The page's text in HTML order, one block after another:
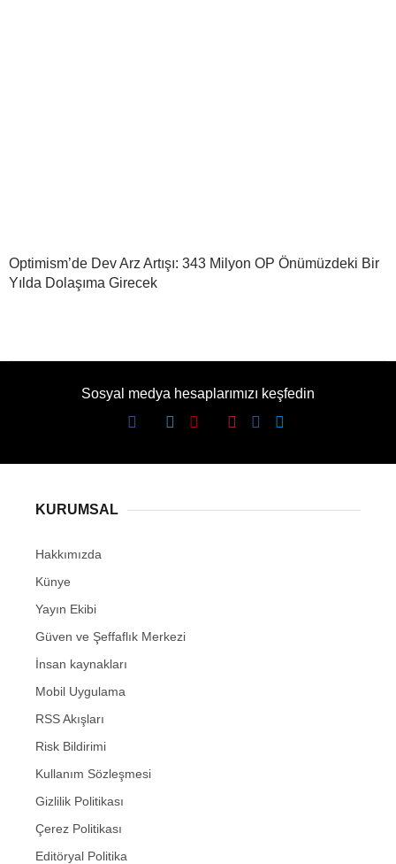
Optimism’de Dev Arz Artışı: 343 Milyon OP Önümüzdeki Bir
Yılda Dolaşıma Girecek
Sosyal medya hesaplarımızı keşfedin
KURUMSAL
Hakkımızda
Künye
Yayın Ekibi
Güven ve Şeffaflık Merkezi
İnsan kaynakları
Mobil Uygulama
RSS Akışları
Risk Bildirimi
Kullanım Sözleşmesi
Gizlilik Politikası
Çerez Politikası
Editöryal Politika